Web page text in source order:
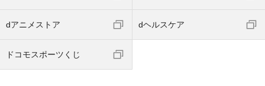
dアニメストア dヘルスケア
ドコモスポーツくじ